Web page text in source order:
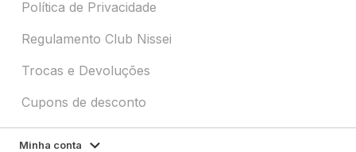
Política de Privacidade
Regulamento Club Nissei
Trocas e Devoluções
Cupons de desconto
Minha conta